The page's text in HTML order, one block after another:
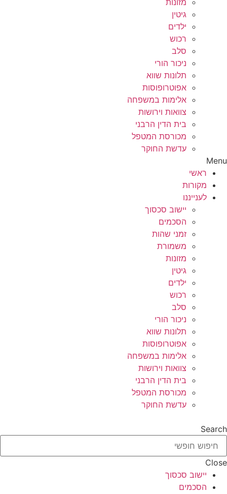
מזונות
גיטין
ילדים
רכוש
סלב
ניכור הורי
תלונות שווא
אפוטרופוסות
אלימות במשפחה
צוואות וירושות
בית הדין הרבני
מכורסת המטפל
עדשת החוקר
Menu
ראשי
מקורות
לענייננו
יישוב סכסוך
הסכמים
זמני שהות
משמורת
מזונות
גיטין
ילדים
רכוש
סלב
ניכור הורי
תלונות שווא
אפוטרופוסות
אלימות במשפחה
צוואות וירושות
בית הדין הרבני
מכורסת המטפל
עדשת החוקר
Search
Close
יישוב סכסוך
הסכמים